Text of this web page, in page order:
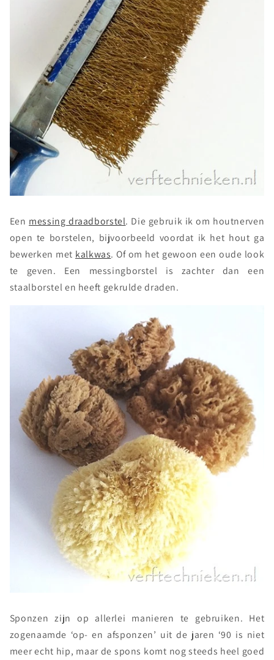
Een messing draadborstel. Die gebruik ik om houtnerven
open te borstelen, bijvoorbeeld voordat ik het hout ga
bewerken met kalkwas. Of om het gewoon een oude look
te geven. Een messingborstel is zachter dan een
staalborstel en heeft gekrulde draden.
Sponzen zijn op allerlei manieren te gebruiken. Het
zogenaamde ‘op- en afsponzen’ uit de jaren ‘90 is niet
meer echt hip, maar de spons komt nog steeds heel goed